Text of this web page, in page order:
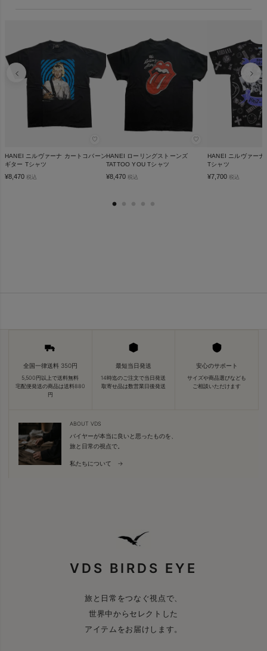
♡
HANEI ニルヴァーナ カートコバーン
ギター Tシャツ
¥8,470 税込
♡
HANEI ローリングストーンズ
TATTOO YOU Tシャツ
¥8,470 税込
HANEI ニルヴァーナ
Tシャツ
¥7,700 税込
全国一律送料 350円
5,500円以上で送料無料
宅配便発送の商品は送料880
円
最短当日発送
14時迄のご注文で当日発送
取寄せ品は数営業日後発送
安心のサポート
サイズや商品選びなども
ご相談いただけます
ABOUT VDS
バイヤーが本当に良いと思ったものを、
旅と日常の視点で。
私たちについて →
VDS BIRDS EYE
旅と日常をつなぐ視点で、
世界中からセレクトした
アイテムをお届けします。